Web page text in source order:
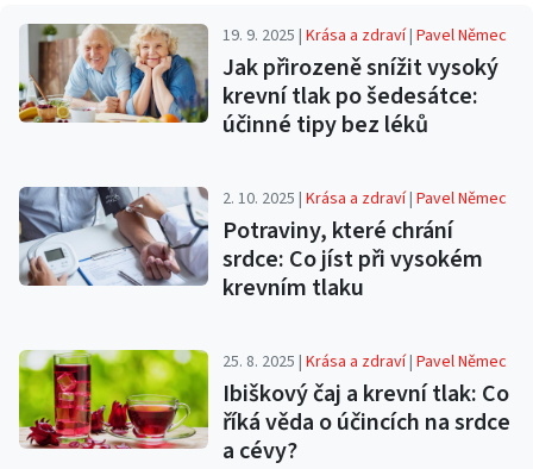
19. 9. 2025 |Krása a zdraví|Pavel Němec
Jak přirozeně snížit vysoký
krevní tlak po šedesátce:
účinné tipy bez léků
2. 10. 2025 |Krása a zdraví|Pavel Němec
Potraviny, které chrání
srdce: Co jíst při vysokém
krevním tlaku
25. 8. 2025 |Krása a zdraví|Pavel Němec
Ibiškový čaj a krevní tlak: Co
říká věda o účincích na srdce
a cévy?